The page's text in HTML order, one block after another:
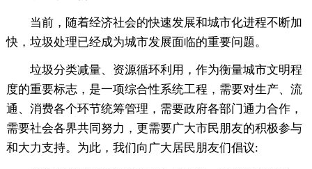
当前，随着经济社会的快速发展和城市化进程不断加
快，垃圾处理已经成为城市发展面临的重要问题。
垃圾分类减量、资源循环利用，作为衡量城市文明程
度的重要标志，是一项综合性系统工程，需要对生产、流
通、消费各个环节统筹管理，需要政府各部门通力合作，
需要社会各界共同努力，更需要广大市民朋友的积极参与
和大力支持。为此，我们向广大居民朋友们倡议: